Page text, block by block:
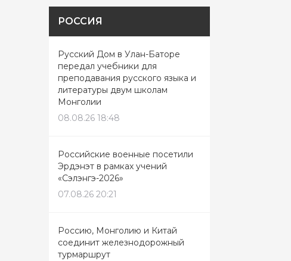
РОССИЯ
Русский Дом в Улан-Баторе
передал учебники для
преподавания русского языка и
литературы двум школам
Монголии
08.08.26 18:48
Российские военные посетили
Эрдэнэт в рамках учений
«Сэлэнгэ-2026»
07.08.26 20:21
Россию, Монголию и Китай
соединит железнодорожный
турмаршрут